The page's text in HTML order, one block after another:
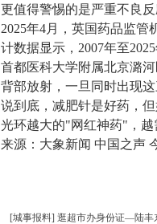
更值得警惕的是严重不良
2025年4月，英国药品监
计数据显示，2007年至
首都医科大学附属北京潞
背部放射，一旦同时出现
说到底，减肥针是好药，
光环越大的"网红神药"，
来源：大象新闻 中国之声
[城事报料] 逛超市办身份证—陆丰